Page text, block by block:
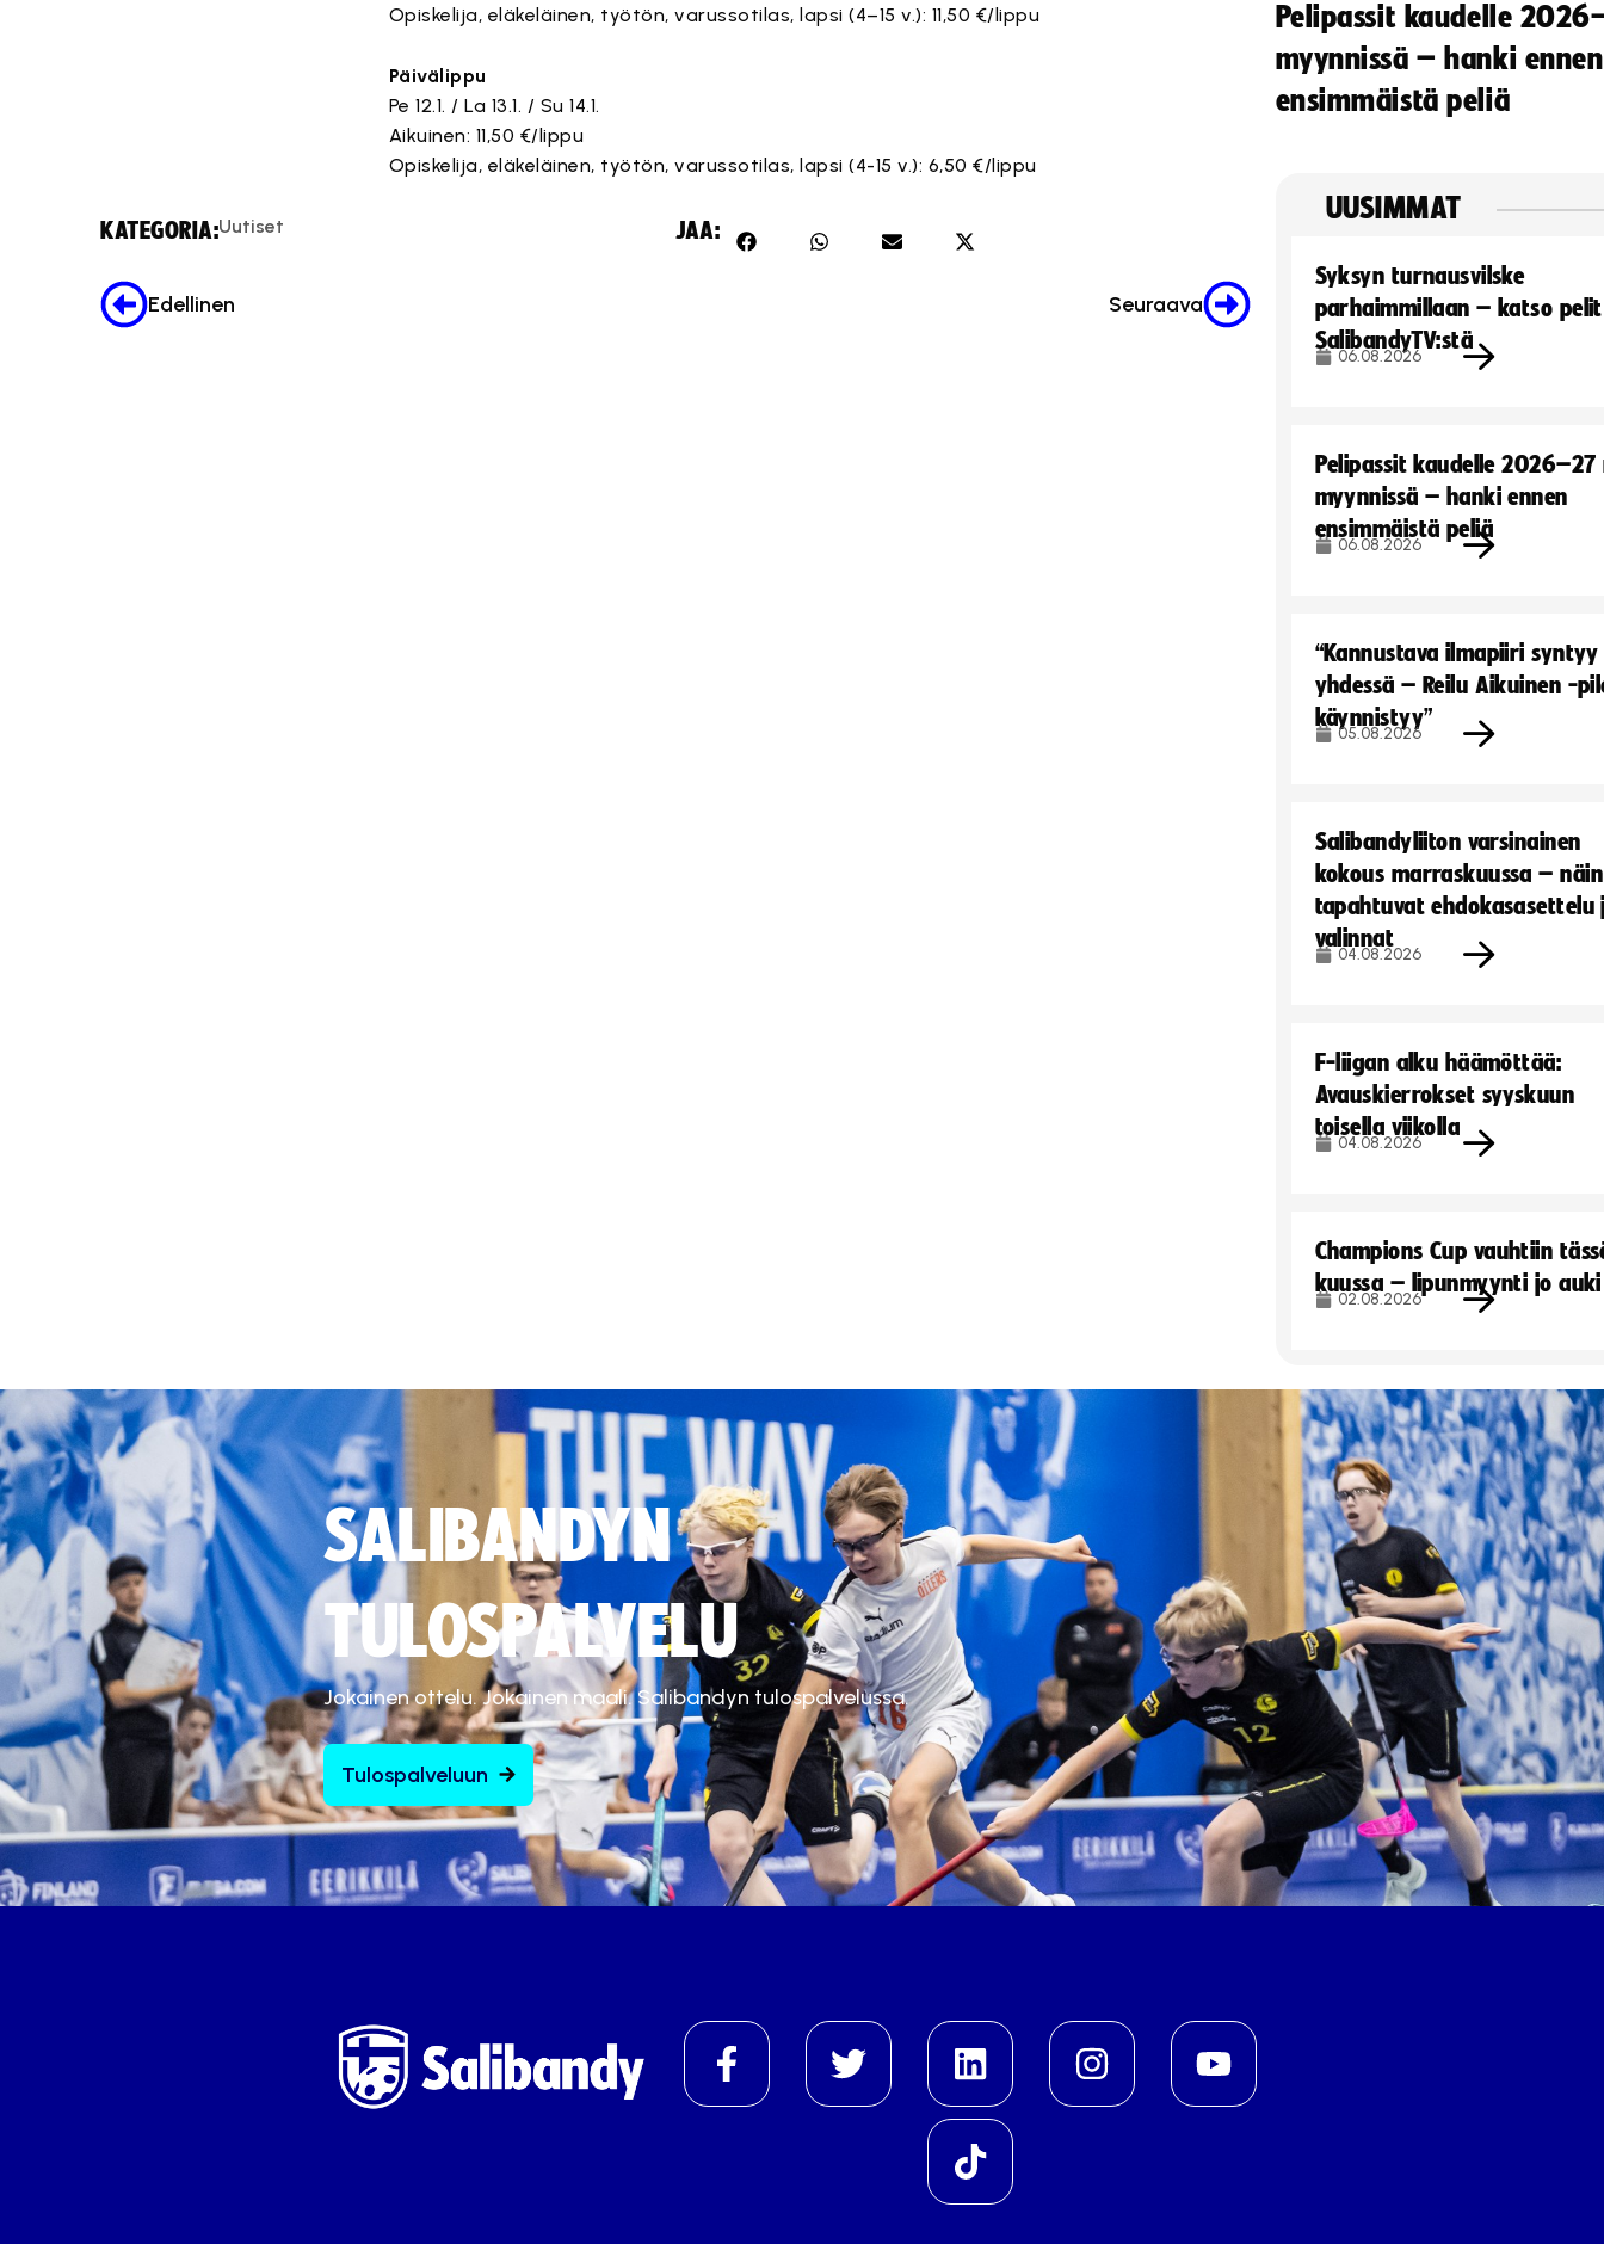
Opiskelija, eläkeläinen, työtön, varussotilas, lapsi (4–15 v.): 11,50 €/lippu
Päivälippu
Pe 12.1. / La 13.1. / Su 14.1.
Aikuinen: 11,50 €/lippu
Opiskelija, eläkeläinen, työtön, varussotilas, lapsi (4-15 v.): 6,50 €/lippu
KATEGORIA:Uutiset JAA:
Edellinen Seuraava
Pelipassit kaudelle
myynnissä – hanki ennen
ensimmäistä peliä
UUSIMMAT
Syksyn turnausvilske
parhaimmillaan – katso pelit
SalibandyTV:stä
06.08.2026
Pelipassit kaudelle
myynnissä – hanki ennen
ensimmäistä peliä
06.08.2026
“Kannustava ilmapiiri syntyy
yhdessä – Reilu Aikuinen -
käynnistyy”
05.08.2026
Salibandyliiton varsinainen
kokous marraskuussa – näin
tapahtuvat ehdokasasettelu
valinnat
04.08.2026
F-liigan alku häämöttää:
Avauskierrokset syyskuun
toisella viikolla
04.08.2026
Champions Cup vauhtiin
kuussa – lipunmyynti jo auki
02.08.2026
SALIBANDYN
TULOSPALVELU
Jokainen ottelu. Jokainen maali. Salibandyn tulospalvelussa.
Tulospalveluun